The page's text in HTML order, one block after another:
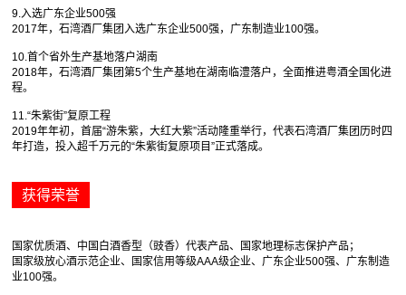
9.入选广东企业500强
2017年，石湾酒厂集团入选广东企业500强，广东制造业100强。
10.首个省外生产基地落户湖南
2018年，石湾酒厂集团第5个生产基地在湖南临澧落户，全面推进粤酒全国化进
程。
11.“朱紫街”复原工程
2019年年初，首届“游朱紫，大红大紫”活动隆重举行，代表石湾酒厂集团历时四
年打造，投入超千万元的“朱紫街复原项目”正式落成。
获得荣誉
国家优质酒、中国白酒香型（豉香）代表产品、国家地理标志保护产品；
国家级放心酒示范企业、国家信用等级AAA级企业、广东企业500强、广东制造
业100强。